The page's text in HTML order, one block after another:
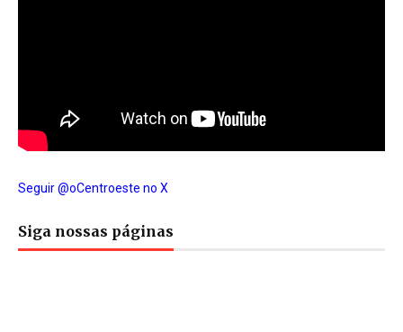
Seguir @oCentroeste no X
Siga nossas páginas